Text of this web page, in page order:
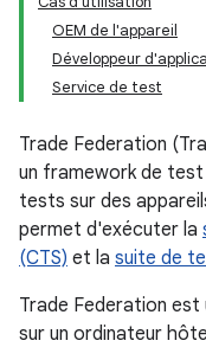
OEM de l'appareil
Développeur
Service de test
Trade Federation
un framework de
tests sur des
permet d'exécuter la
(CTS) et la suite de
Trade Federation est
sur un ordinateur